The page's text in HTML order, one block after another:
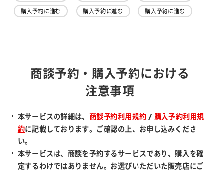
購入予約に進む 購入予約に進む 購入予約に進む
商談予約・購入予約における
注意事項
本サービスの詳細は、 商談予約利用規約 / 購入予約利用規
約に記載しております。ご確認の上、お申し込みくださ
い。
本サービスは、商談を予約するサービスであり、購入を確
定するわけではありません。お選びいただいた販売店にご